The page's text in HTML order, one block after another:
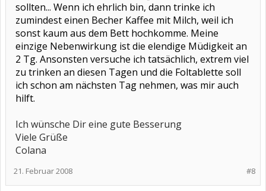
sollten... Wenn ich ehrlich bin, dann trinke ich
zumindest einen Becher Kaffee mit Milch, weil ich
sonst kaum aus dem Bett hochkomme. Meine
einzige Nebenwirkung ist die elendige Müdigkeit an
2 Tg. Ansonsten versuche ich tatsächlich, extrem viel
zu trinken an diesen Tagen und die Foltablette soll
ich schon am nächsten Tag nehmen, was mir auch
hilft.
Ich wünsche Dir eine gute Besserung
Viele Grüße
Colana
#8
21. Februar 2008